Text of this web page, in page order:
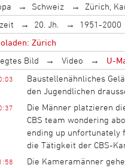
Schweiz Zürich,
20. Jh. 1951-2000
Zürich
Bild Video
U-
Baustellenähnliches
den Jugendlichen
Die Männer platzieren
CBS team wondering
ending up unfortunately
die Tätigkeit der CBS-
Die Kameramänner